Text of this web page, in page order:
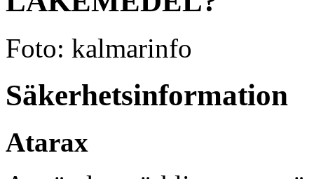
Foto: kalmarinfo
Säkerhetsinformation
Atarax